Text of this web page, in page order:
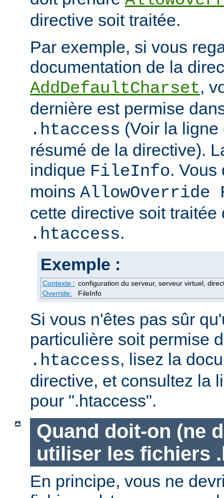
directive soit traitée.
Par exemple, si vous
documentation de la
AddDefaultCharset,
dernière est permise
.htaccess (Voir la
résumé de la directive).
indique FileInfo. Vous
moins
cette directive soit
.htaccess.
Exemple :
Contexte : configuration du serveur, serveur virtuel,
Override:
FileInfo
Si vous n'êtes pas sûr
particulière soit permise
.htaccess, lisez la
directive, et consultez la
pour ".htaccess".
Quand doit-on (ne
utiliser les fichiers
En principe, vous ne